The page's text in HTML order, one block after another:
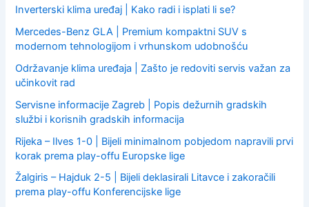
:Inverterski klima uređaj | Kako radi i isplati li se?
Mercedes-Benz GLA | Premium kompaktni SUV s
modernom tehnologijom i vrhunskom udobnošću
Održavanje klima uređaja | Zašto je redoviti servis važan za
učinkovit rad
Servisne informacije Zagreb | Popis dežurnih gradskih
službi i korisnih gradskih informacija
Rijeka – Ilves 1-0 | Bijeli minimalnom pobjedom napravili prvi
korak prema play-offu Europske lige
Žalgiris – Hajduk 2-5 | Bijeli deklasirali Litavce i zakoračili
prema play-offu Konferencijske lige